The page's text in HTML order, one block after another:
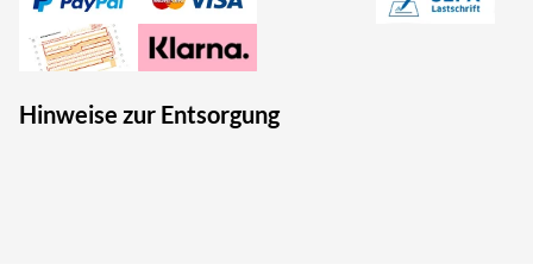
Hinweise zur Entsorgung